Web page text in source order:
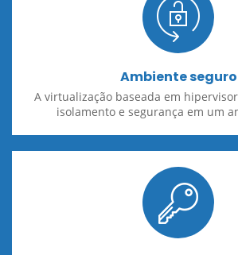
Ambiente seguro
A virtualização baseada em
isolamento e segurança em um